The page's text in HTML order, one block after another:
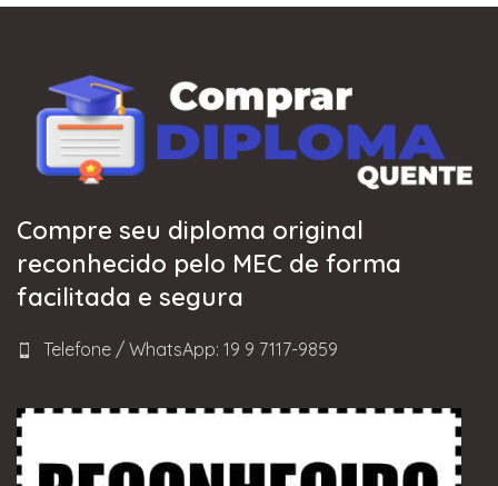
Compre seu diploma original
reconhecido pelo MEC de forma
facilitada e segura
Telefone / WhatsApp: 19 9 7117-9859